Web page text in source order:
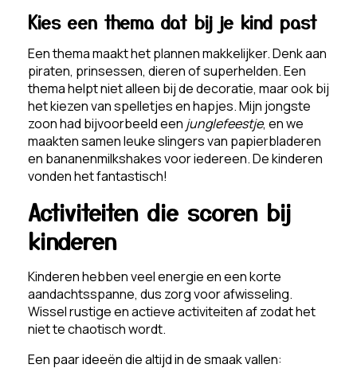
Kies een thema dat bij je kind past
Een thema maakt het plannen makkelijker. Denk aan
piraten, prinsessen, dieren of superhelden. Een
thema helpt niet alleen bij de decoratie, maar ook bij
het kiezen van spelletjes en hapjes. Mijn jongste
zoon had bijvoorbeeld een junglefeestje, en we
maakten samen leuke slingers van papierbladeren
en bananenmilkshakes voor iedereen. De kinderen
vonden het fantastisch!
Activiteiten die scoren bij
kinderen
Kinderen hebben veel energie en een korte
aandachtsspanne, dus zorg voor afwisseling.
Wissel rustige en actieve activiteiten af zodat het
niet te chaotisch wordt.
Een paar ideeën die altijd in de smaak vallen: